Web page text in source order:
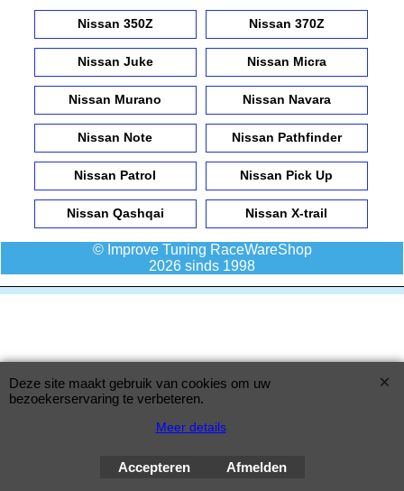
Nissan 350Z Nissan 370Z
Nissan Juke Nissan Micra
Nissan Murano Nissan Navara
Nissan Note Nissan Pathfinder
Nissan Patrol Nissan Pick Up
Nissan Qashqai Nissan X-trail
© Improve Tuning RaceWareShop
2026 sinds 1998
Deze site maakt gebruik van cookies om uw
bezoekerservaring te verbeteren.
Meer details
Accepteren Afmelden